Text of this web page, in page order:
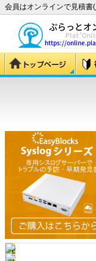
会員はオンラインで見積書(